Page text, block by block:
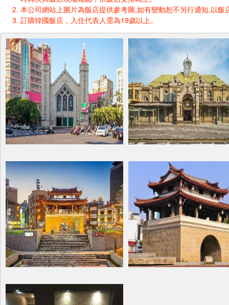
本公司網站上圖片為飯店提供參考圖,如有變動恕不另行通知,以飯
訂購韓國飯店，入住代表人需為19歲以上。